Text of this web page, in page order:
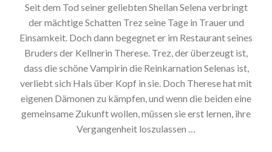
Seit dem Tod seiner geliebten Shellan Selena verbringt
der mächtige Schatten Trez seine Tage in Trauer und
Einsamkeit. Doch dann begegnet er im Restaurant seines
Bruders der Kellnerin Therese. Trez, der überzeugt ist,
dass die schöne Vampirin die Reinkarnation Selenas ist,
verliebt sich Hals über Kopf in sie. Doch Therese hat mit
eigenen Dämonen zu kämpfen, und wenn die beiden eine
gemeinsame Zukunft wollen, müssen sie erst lernen, ihre
Vergangenheit loszulassen …